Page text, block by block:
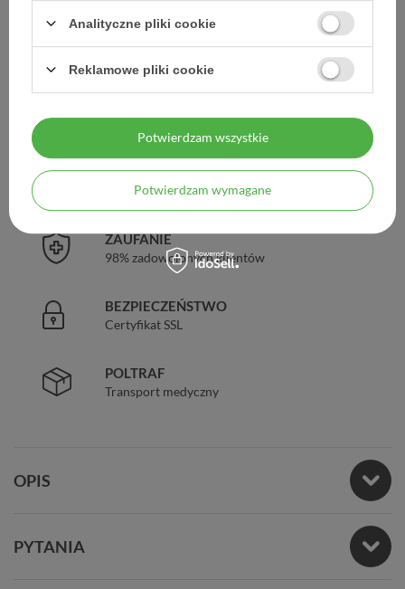
DOŚWIADCZENIE
Legalna apteka od 2006 r.
ZAUFANIE
98% zadowolonych klientów
BEZPIECZEŃSTWO
Certyfikat SSL
POLTRAF
Transport medyczny
OPIS
PYTANIA
Analityczne pliki cookie
Reklamowe pliki cookie
Potwierdzam wymagane
Potwierdzam wszystkie